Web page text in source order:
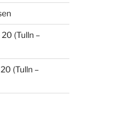
(Tulln –
(Tulln –